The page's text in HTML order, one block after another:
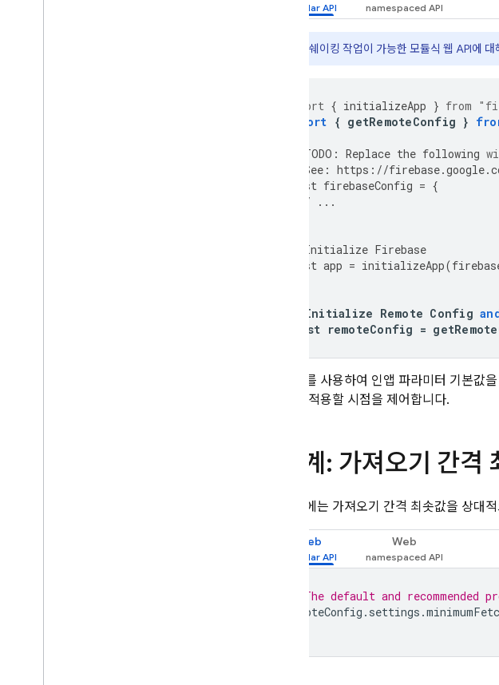
트리 쉐이킹 작업이 가능한 모듈식 웹 API에 대
import { initializeApp } from
import { getRemoteConfig }
TODO : Replace the following
See : https : //firebase.google.
const firebaseConfig = {
//
...
Initialize Firebase
const app = initializeApp(
Initialize Remote Config
const remoteConfig =
이 객체를 사용하여 인앱 파라미터 기본값
을 앱에 적용할 시점을 제어합니다.
2단계: 가져오기 간격
개발 중에는 가져오기 간격 최솟값을 상대
Web Web
// The default and
remoteConfig . settings .